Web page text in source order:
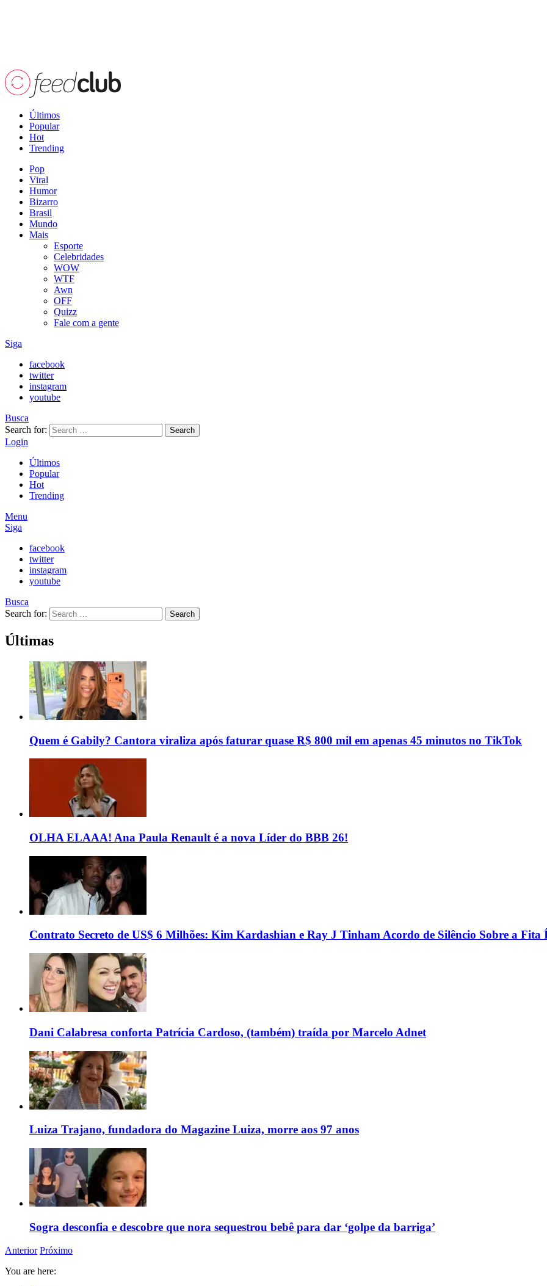
Últimos
Popular
Hot
Trending
Pop
Viral
Humor
Bizarro
Brasil
Mundo
Mais
Esporte
Celebridades
WOW
WTF
Awn
OFF
Quizz
Fale com a gente
Siga
facebook
twitter
instagram
youtube
Busca
Search for:
Search
Login
Últimos
Popular
Hot
Trending
Menu
Siga
facebook
twitter
instagram
youtube
Busca
Search for:
Search
Últimas
Quem é Gabily? Cantora viraliza após faturar quase R$ 800 mil em apenas 45 minutos no TikTok
OLHA ELAAA! Ana Paula Renault é a nova Líder do BBB 26!
Contrato Secreto de US$ 6 Milhões: Kim Kardashian e Ray J Tinham Acordo de Silêncio Sobre a Fita
Dani Calabresa conforta Patrícia Cardoso, (também) traída por Marcelo Adnet
Luiza Trajano, fundadora do Magazine Luiza, morre aos 97 anos
Sogra desconfia e descobre que nora sequestrou bebê para dar ‘golpe da barriga’
Anterior Próximo
You are here: